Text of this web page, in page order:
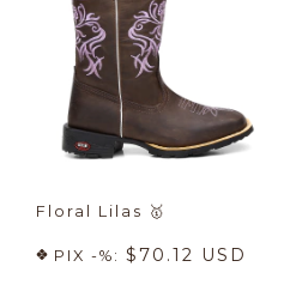
Floral Lilas 🥇
PIX -%: $70.12 USD